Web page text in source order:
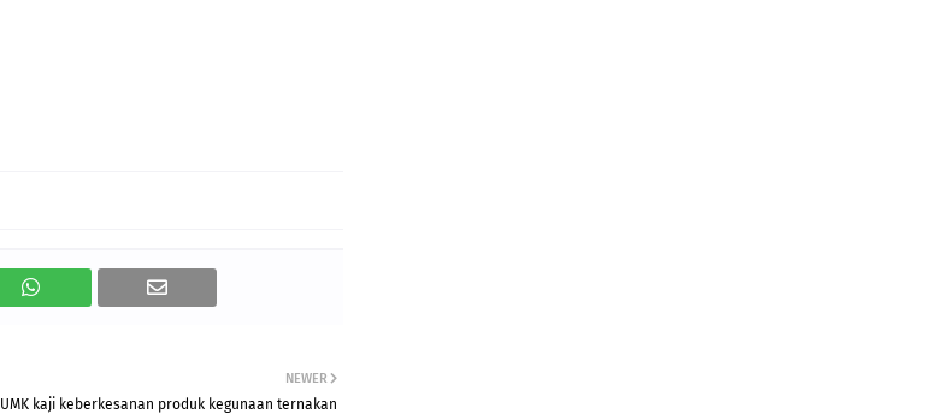
NEWER
UMK kaji keberkesanan produk kegunaan ternakan